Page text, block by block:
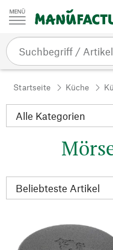
Zum Inhalt springen
Startseite Küche